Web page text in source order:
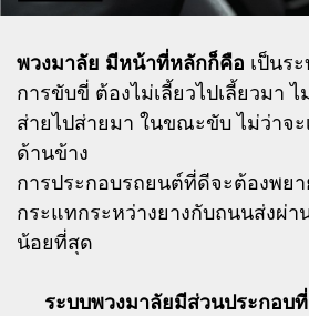
พวงมาลัย มีหน้าที่หลักก็คือ เป็นร
การขับขี่ ต้องไม่เลี้ยวไปเลี้ยวมา
ส่ายไปส่ายมา ในขณะขับ ไม่ว่าจ
ด้านข้าง
การประกอบรถยนต์ที่ดีจะต้องพย
กระแทกระหว่างยางกับถนนส่งผ่า
น้อยที่สุด
ระบบพวงมาลัยมีส่วนประกอบ